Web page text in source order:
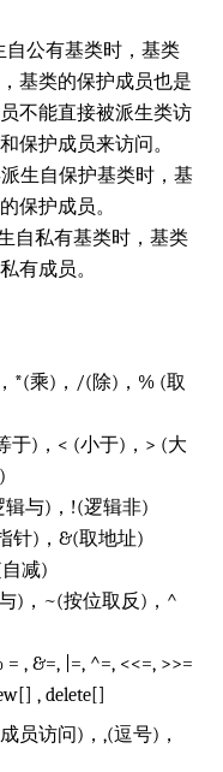
公有基类时，基类
基类的保护成员也是
不能直接被派生类访
保护成员来访问。
生自保护基类时，基
保护成员。
自私有基类时，基类
有成员。
*(乘)，/(除)，% (取
于)，< (小于)，> (大
与)，!(逻辑非)
针)，&(取地址)
减)
)，~(按位取反)，^
, &=, |=, ^=, <<=, >>=
, delete[]
员访问)，,(逗号)，